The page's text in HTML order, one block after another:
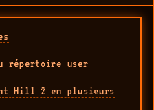
répertoire user
Hill 2 en plusieurs